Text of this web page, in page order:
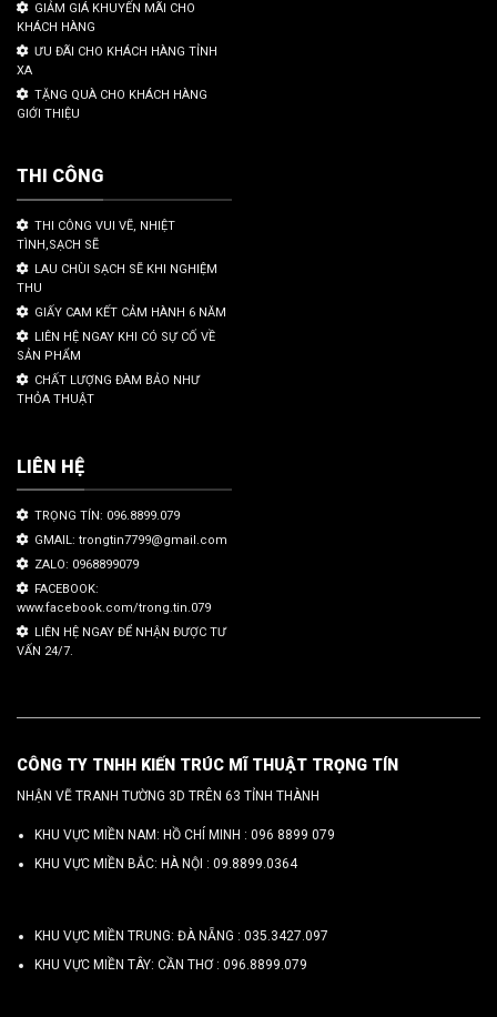
GIẢM GIÁ KHUYẾN MÃI CHO
KHÁCH HÀNG
ƯU ĐÃI CHO KHÁCH HÀNG TỈNH
XA
TẶNG QUÀ CHO KHÁCH HÀNG
GIỚI THIỆU
THI CÔNG
THI CÔNG VUI VẼ, NHIỆT
TÌNH,SẠCH SẼ
LAU CHÙI SẠCH SẼ KHI NGHIỆM
THU
GIẤY CAM KẾT CẢM HÀNH 6 NĂM
LIÊN HỆ NGAY KHI CÓ SỰ CỐ VỀ
SẢN PHẨM
CHẤT LƯỢNG ĐÀM BẢO NHƯ
THỎA THUẬT
LIÊN HỆ
TRỌNG TÍN: 096.8899.079
GMAIL: trongtin7799@gmail.com
ZALO: 0968899079
FACEBOOK:
www.facebook.com/trong.tin.079
LIÊN HỆ NGAY ĐỂ NHẬN ĐƯỢC TƯ
VẤN 24/7.
CÔNG TY TNHH KIẾN TRÚC MĨ THUẬT TRỌNG TÍN
NHẬN VẼ TRANH TƯỜNG 3D TRÊN 63 TỈNH THÀNH
KHU VỰC MIỀN NAM: HỒ CHÍ MINH : 096 8899 079
KHU VỰC MIỀN BẮC: HÀ NỘI : 09.8899.0364
KHU VỰC MIỀN TRUNG: ĐÀ NẴNG : 035.3427.097
KHU VỰC MIỀN TÂY: CẦN THƠ : 096.8899.079